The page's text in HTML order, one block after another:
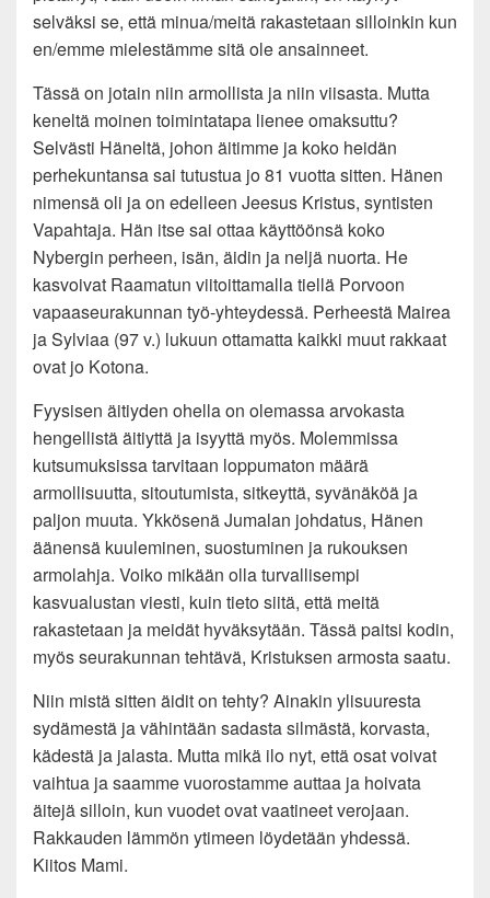
selväksi se, että minua/meitä rakastetaan silloinkin kun
en/emme mielestämme sitä ole ansainneet.
Tässä on jotain niin armollista ja niin viisasta. Mutta
keneltä moinen toimintatapa lienee omaksuttu?
Selvästi Häneltä, johon äitimme ja koko heidän
perhekuntansa sai tutustua jo 81 vuotta sitten. Hänen
nimensä oli ja on edelleen Jeesus Kristus, syntisten
Vapahtaja. Hän itse sai ottaa käyttöönsä koko
Nybergin perheen, isän, äidin ja neljä nuorta. He
kasvoivat Raamatun viitoittamalla tiellä Porvoon
vapaaseurakunnan työ-yhteydessä. Perheestä Mairea
ja Sylviaa (97 v.) lukuun ottamatta kaikki muut rakkaat
ovat jo Kotona.
Fyysisen äitiyden ohella on olemassa arvokasta
hengellistä äitiyttä ja isyyttä myös. Molemmissa
kutsumuksissa tarvitaan loppumaton määrä
armollisuutta, sitoutumista, sitkeyttä, syvänäköä ja
paljon muuta. Ykkösenä Jumalan johdatus, Hänen
äänensä kuuleminen, suostuminen ja rukouksen
armolahja. Voiko mikään olla turvallisempi
kasvualustan viesti, kuin tieto siitä, että meitä
rakastetaan ja meidät hyväksytään. Tässä paitsi kodin,
myös seurakunnan tehtävä, Kristuksen armosta saatu.
Niin mistä sitten äidit on tehty? Ainakin ylisuuresta
sydämestä ja vähintään sadasta silmästä, korvasta,
kädestä ja jalasta. Mutta mikä ilo nyt, että osat voivat
vaihtua ja saamme vuorostamme auttaa ja hoivata
äitejä silloin, kun vuodet ovat vaatineet verojaan.
Rakkauden lämmön ytimeen löydetään yhdessä.
Kiitos Mami.